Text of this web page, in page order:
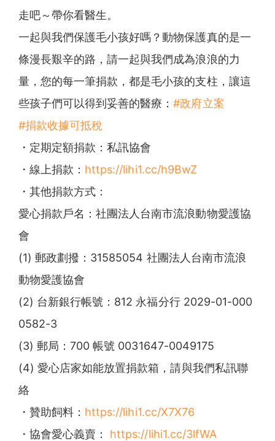
走吧～帶你看醫生。
一起與我們保護毛小孩好嗎？動物保護真的是一
條漫長艱辛的路，請一起與我們成為浪浪的力
量，您的每一筆捐款，都是毛小孩的支柱，讓這
些孩子們可以得到妥善的醫療：#政府立案
#捐款收據可抵稅
・定期定額捐款：私訊協會
・線上捐款： https://lihi1.cc/h9BwZ
・其他捐款方式：
愛心捐款戶名：社團法人台南市流浪動物愛護協
會
(1) 郵政劃撥：31585054 社團法人台南市流浪
動物愛護協會
(2) 台新銀行帳號：812 永福分行 2029-01-000
0582-3
(3) 郵局：700 帳號 0031647-0049175
(4) 愛心店家如能放置捐款箱，請與我們私訊聯
絡
・贊助飼料： https://lihi1.cc/X7X76
・協會愛心義賣： https://lihi1.cc/3lfWA